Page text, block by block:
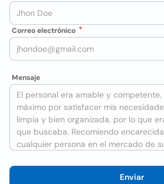
Correo electrónico
Mensaje
Enviar